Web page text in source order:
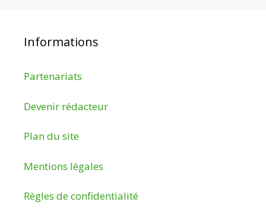
Informations
Partenariats
Devenir rédacteur
Plan du site
Mentions légales
Règles de confidentialité